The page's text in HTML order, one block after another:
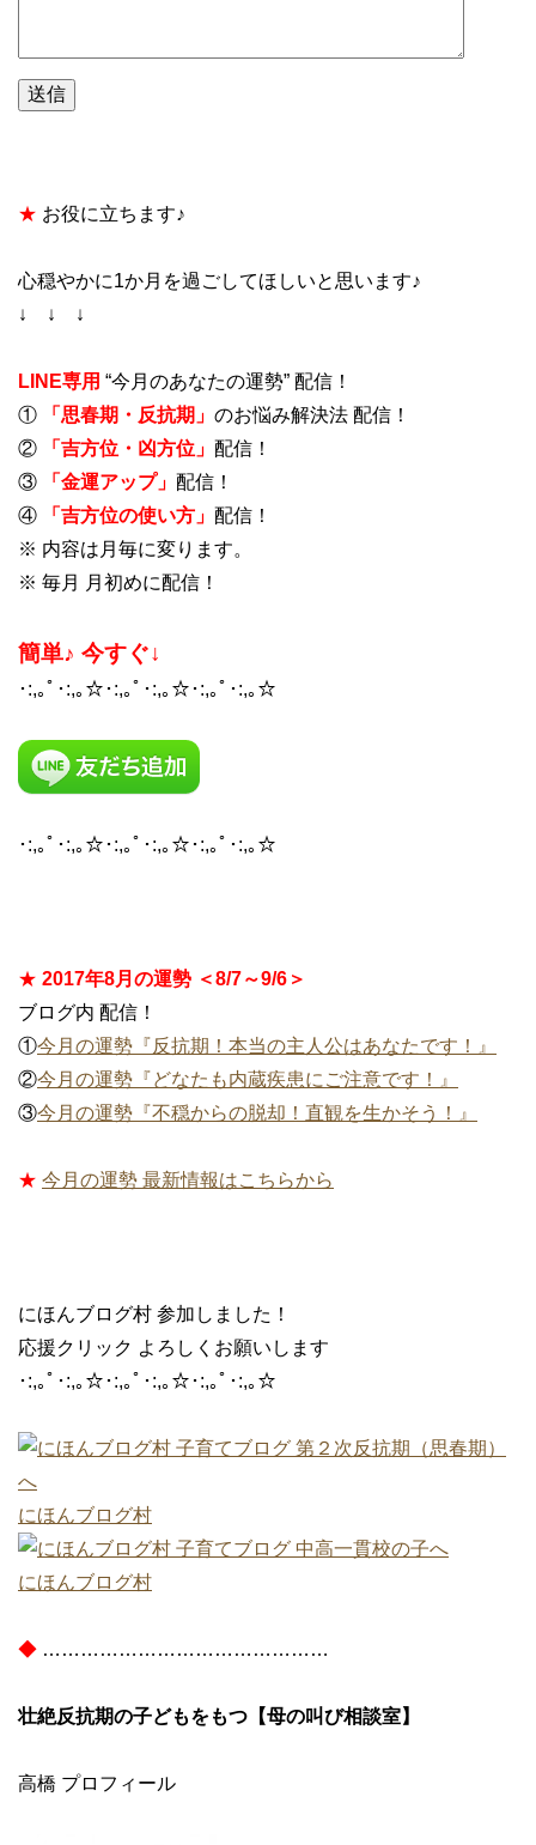
★ お役に立ちます♪
心穏やかに1か月を過ごしてほしいと思います♪
↓ ↓ ↓
LINE専用 “今月のあなたの運勢” 配信！
①
「思春期・反抗期」 のお悩み解決法 配信！
②
「吉方位・凶方位」 配信！
③
「金運アップ」 配信！
④
「吉方位の使い方」 配信！
※ 内容は月毎に変ります。
※ 毎月 月初めに配信！
簡単♪ 今すぐ↓
･:,｡ﾟ･:,｡☆･:,｡ﾟ･:,｡☆･:,｡ﾟ･:,｡☆
･:,｡ﾟ･:,｡☆･:,｡ﾟ･:,｡☆･:,｡ﾟ･:,｡☆
★ 2017年8月の運勢 ＜8/7～9/6＞
ブログ内 配信！
①今月の運勢『反抗期！本当の主人公はあなたです！』
②今月の運勢『どなたも内蔵疾患にご注意です！』
③今月の運勢『不穏からの脱却！直観を生かそう！』
★ 今月の運勢 最新情報はこちらから
にほんブログ村 参加しました！
応援クリック よろしくお願いします
･:,｡ﾟ･:,｡☆･:,｡ﾟ･:,｡☆･:,｡ﾟ･:,｡☆
にほんブログ村
にほんブログ村
◆ ………………………………………
壮絶反抗期の子どもをもつ【母の叫び相談室】
高橋 プロフィール